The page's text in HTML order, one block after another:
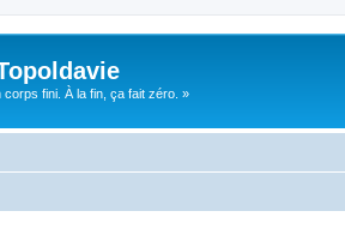
fini. À la fin, ça fait zéro. »